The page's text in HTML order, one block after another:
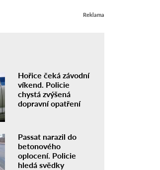
Reklama
Hořice čeká závodní
víkend. Policie
chystá zvýšená
dopravní opatření
Passat narazil do
betonového
oplocení. Policie
hledá svědky